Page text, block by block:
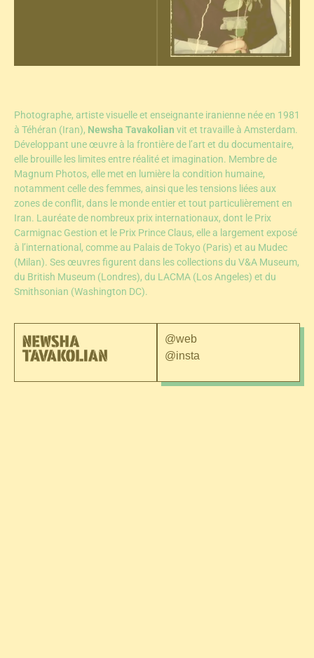
Photographe, artiste visuelle et enseignante iranienne née en 1981
à Téhéran (Iran), Newsha Tavakolian vit et travaille à Amsterdam.
Développant une œuvre à la frontière de l’art et du documentaire,
elle brouille les limites entre réalité et imagination. Membre de
Magnum Photos, elle met en lumière la condition humaine,
notamment celle des femmes, ainsi que les tensions liées aux
zones de conflit, dans le monde entier et tout particulièrement en
Iran. Lauréate de nombreux prix internationaux, dont le Prix
Carmignac Gestion et le Prix Prince Claus, elle a largement exposé
à l’international, comme au Palais de Tokyo (Paris) et au Mudec
(Milan). Ses œuvres figurent dans les collections du V&A Museum,
du British Museum (Londres), du LACMA (Los Angeles) et du
Smithsonian (Washington DC).
@web
@insta